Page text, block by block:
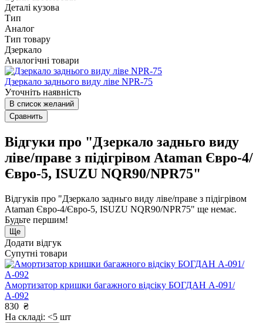
Деталі кузова
Тип
Аналог
Тип товару
Дзеркало
Аналогічні товари
Дзеркало заднього виду ліве NPR-75
Уточніть наявність
В список желаний
Сравнить
Відгуки про "Дзеркало задньго виду
ліве/праве з підігрівом Ataman Євро-4/
Євро-5, ISUZU NQR90/NPR75"
Відгуків про "Дзеркало задньго виду ліве/праве з підігрівом
Ataman Євро-4/Євро-5, ISUZU NQR90/NPR75" ще немає.
Будьте першим!
Ще
Додати відгук
Супутні товари
Амортизатор кришки багажного відсіку БОГДАН А-091/
А-092
830 ₴
На складі: <5 шт